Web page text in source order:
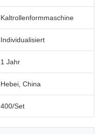
Kaltrollenformmaschine
Individualisiert
1 Jahr
Hebei, China
400/Set